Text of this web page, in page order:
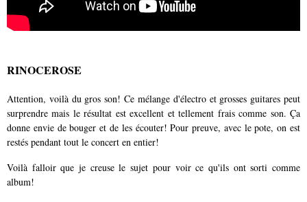
RINOCEROSE
Attention, voilà du gros son! Ce mélange d'électro et grosses guitares peut
surprendre mais le résultat est excellent et tellement frais comme son. Ça
donne envie de bouger et de les écouter! Pour preuve, avec le pote, on est
restés pendant tout le concert en entier!
Voilà falloir que je creuse le sujet pour voir ce qu'ils ont sorti comme
album!